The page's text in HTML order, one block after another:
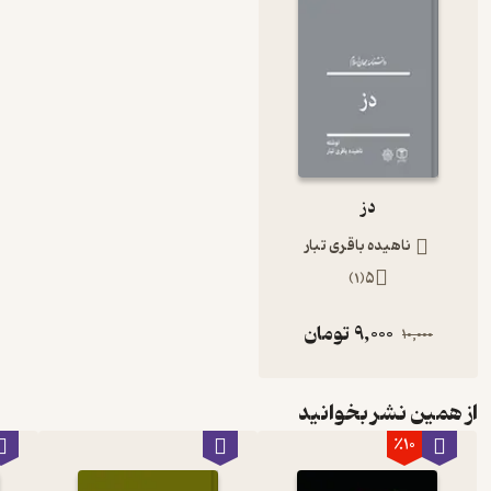
دز
ناهیده باقری تبار
5
(
1
)
10,000
9,000تومان
از همین نشر بخوانید
٪10